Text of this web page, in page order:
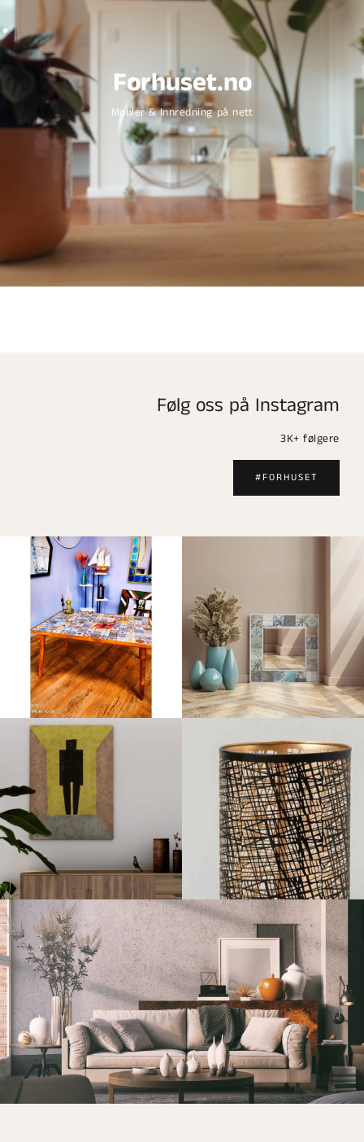
Forhuset.no
Møbler & Innredning på nett
Følg oss på Instagram
3K+ følgere
#FORHUSET